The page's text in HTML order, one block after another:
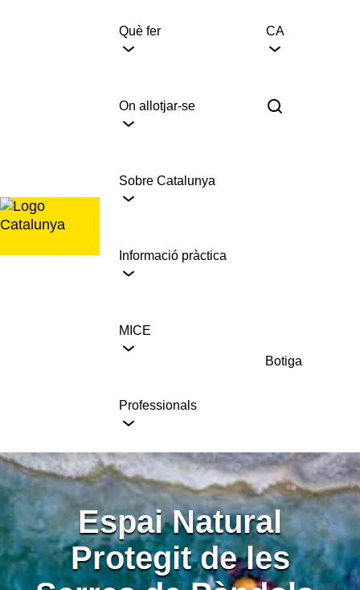
Què fer
On allotjar-se
Sobre Catalunya
Informació pràctica
MICE
Professionals
CA
Botiga
Espai Natural
Protegit de les